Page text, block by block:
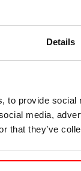
Details
to provide
media,
that they’ve